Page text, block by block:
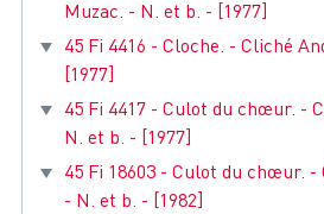
Muzac. - N. et b. - [1977]
45 Fi 4416 - Cloche. - Cliché
[1977]
45 Fi 4417 - Culot du chœur. -
N. et b. - [1977]
45 Fi 18603 - Culot du chœur. -
- N. et b. - [1982]